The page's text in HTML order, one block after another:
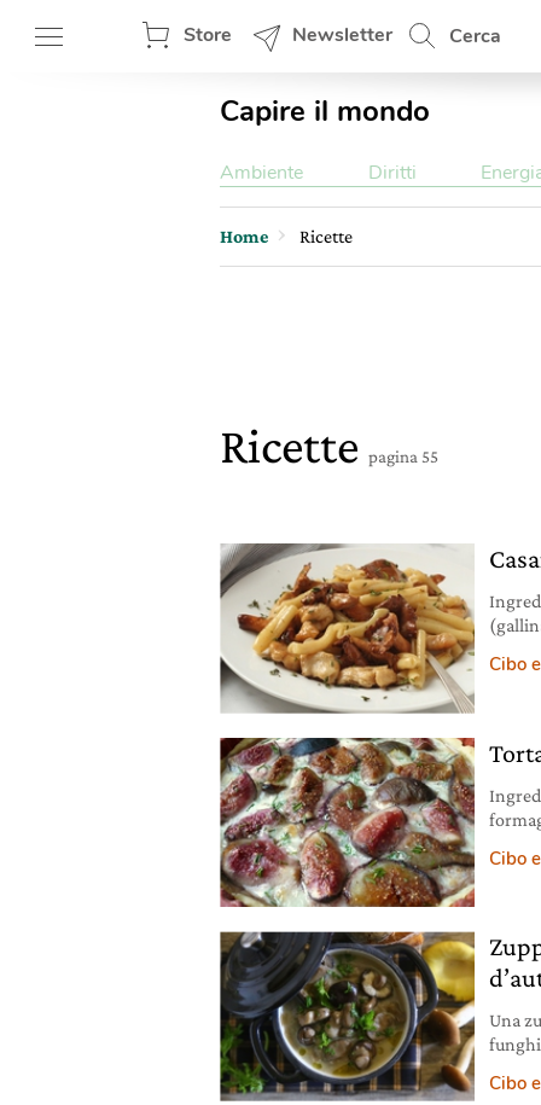
Store Newsletter Cerca
Capire il mondo
Ambiente Diritti
Home Ricette
Ricette pagina 55
nero
Cibo
Cibo
Una
funghi
Cibo